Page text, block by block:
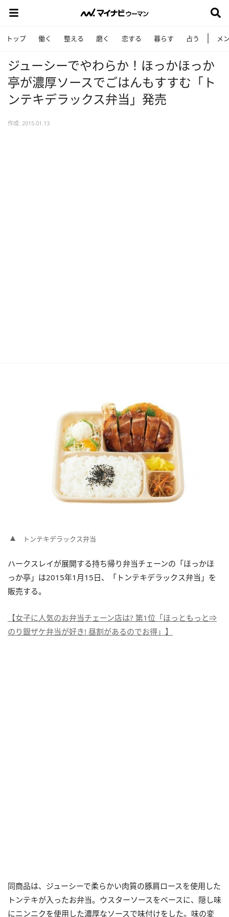
トップ 働く 整える 磨く 恋する 暮らす 占う メ
ジューシーでやわらか！ほっかほっか
亭が濃厚ソースでごはんもすすむ「ト
ンテキデラックス弁当」発売
作成: 2015.01.13
トンテキデラックス弁当
ハークスレイが展開する持ち帰り弁当チェーンの「ほっかほ
っか亭」は2015年1月15日、「トンテキデラックス弁当」を
販売する。
【女子に人気のお弁当チェーン店は? 第1位「ほっともっと⇒
のり銀ザケ弁当が好き! 昼割があるのでお得」】
同商品は、ジューシーで柔らかい肉質の豚肩ロースを使用した
トンテキが入ったお弁当。ウスターソースをベースに、隠し味
にニンニクを使用した濃厚なソースで味付けをした。味の変